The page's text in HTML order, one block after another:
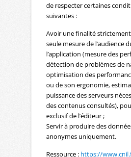
de respecter certaines
suivantes :
Avoir une finalité
seule mesure de l’audience
l’application (mesure des
détection de problèmes de
optimisation des
ou de son ergonomie,
puissance des serveurs
des contenus consultés),
exclusif de l’éditeur ;
Servir à produire des
anonymes uniquement.
Ressource : https://